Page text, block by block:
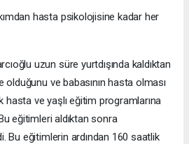
hasta psikolojisine kadar her
uzun süre yurtdışında kaldıktan
olduğunu ve babasının hasta olması
hasta ve yaşlı eğitim programlarına
eğitimleri aldıktan sonra
Bu eğitimlerin ardından 160 saatlik